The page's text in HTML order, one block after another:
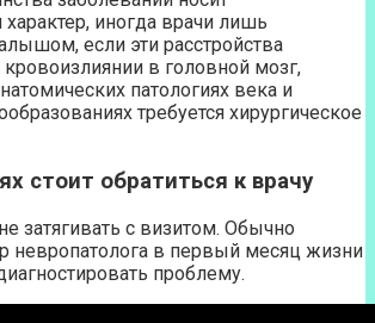
иногда врачи лишь
если эти расстройства
в головной мозг,
патологиях века и
требуется хирургическое
стоит обратиться к врачу
затягивать с визитом. Обычно
невропатолога в первый месяц жизни
проблему.